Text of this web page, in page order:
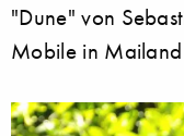
"Dune" von
Mobile in